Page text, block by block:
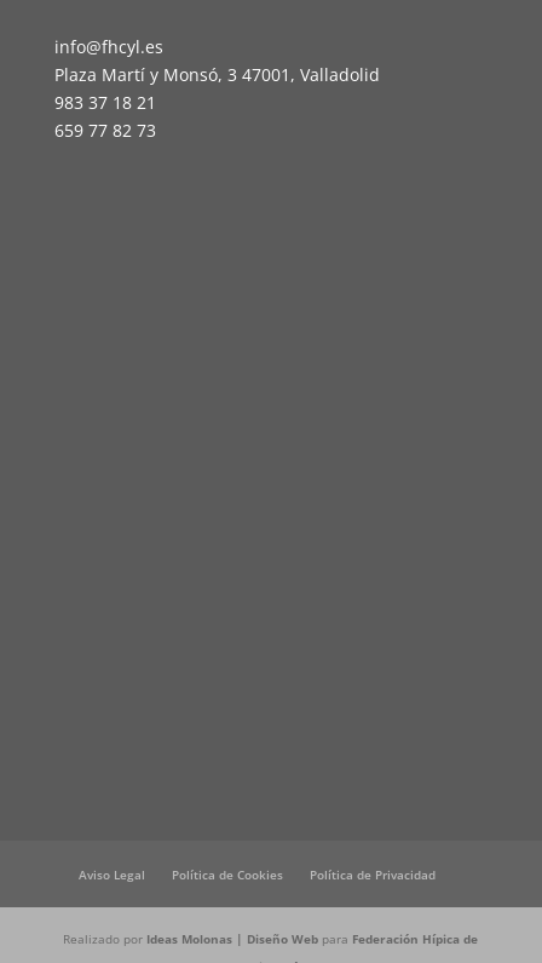
info@fhcyl.es
Plaza Martí y Monsó, 3 47001, Valladolid
983 37 18 21
659 77 82 73
Aviso Legal Política de Cookies Política de Privacidad
Realizado por Ideas Molonas | Diseño Web para Federación Hípica de